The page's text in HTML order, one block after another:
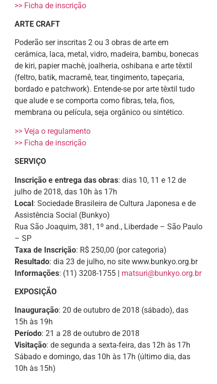
>> Ficha de inscrição
ARTE CRAFT
Poderão ser inscritas 2 ou 3 obras de arte em
cerâmica, laca, metal, vidro, madeira, bambu, bonecas
de kiri, papier machè, joalheria, oshibana e arte têxtil
(feltro, batik, macramê, tear, tingimento, tapeçaria,
bordado e patchwork). Entende-se por arte têxtil tudo
que alude e se comporta como fibras, tela, fios,
membrana ou película, seja orgânico ou sintético.
>> Veja o regulamento
>> Ficha de inscrição
SERVIÇO
Inscrição e entrega das obras: dias 10, 11 e 12 de
julho de 2018, das 10h às 17h
Local: Sociedade Brasileira de Cultura Japonesa e de
Assistência Social (Bunkyo)
Rua São Joaquim, 381, 1º and., Liberdade – São Paulo
– SP
Taxa de Inscrição: R$ 250,00 (por categoria)
Resultado: dia 23 de julho, no site www.bunkyo.org.br
Informações: (11) 3208-1755 | matsuri@bunkyo.org.br
EXPOSIÇÃO
Inauguração: 20 de outubro de 2018 (sábado), das
15h às 19h
Período: 21 a 28 de outubro de 2018
Visitação: de segunda a sexta-feira, das 12h às 17h
Sábado e domingo, das 10h às 17h (último dia, das
10h às 15h)